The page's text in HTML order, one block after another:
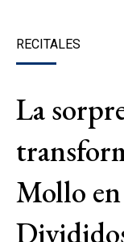
RECITALES
La
Mollo